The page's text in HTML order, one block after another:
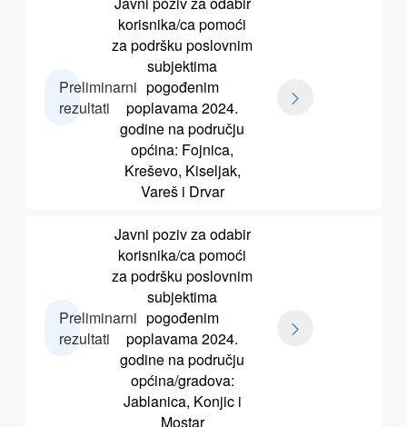
Preliminarni
rezultati
korisnika/ca pomoći
za podršku poslovnim
subjektima
pogođenim
poplavama 2024.
godine na području
općina: Fojnica,
Kreševo, Kiseljak,
Vareš i Drvar
Preliminarni
rezultati
Javni poziv za odabir
korisnika/ca pomoći
za podršku poslovnim
subjektima
pogođenim
poplavama 2024.
godine na području
općina/gradova:
Jablanica, Konjic i
Mostar